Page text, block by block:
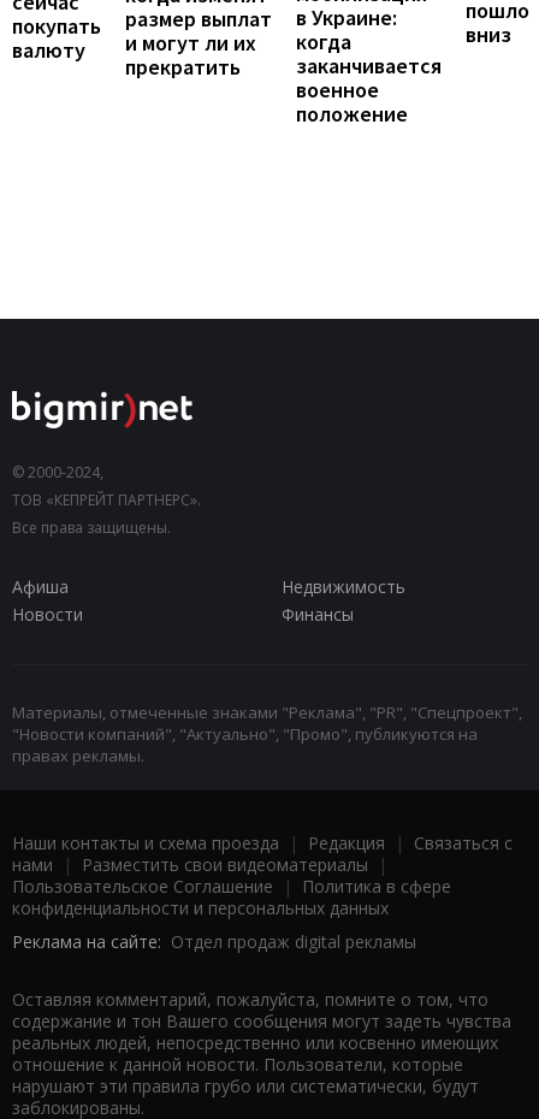
покупать
валюту
размер выплат
и могут ли их
прекратить
в Украине:
когда
заканчивается
военное
положение
пошло
вниз
© 2000-2024,
ТОВ «КЕПРЕЙТ ПАРТНЕРС».
Все права защищены.
Афиша
Недвижимость
Новости
Финансы
Материалы, отмеченные знаками "Реклама", "PR", "Спецпроект",
"Новости компаний", "Актуально", "Промо", публикуются на
правах рекламы.
Наши контакты и схема проезда | Редакция | Связаться с
нами | Разместить свои видеоматериалы |
Пользовательское Соглашение |
Политика в сфере
конфиденциальности и персональных данных
Реклама на сайте: Отдел продаж digital рекламы
Оставляя комментарий, пожалуйста, помните о том, что
содержание и тон Вашего сообщения могут задеть чувства
реальных людей, непосредственно или косвенно имеющих
отношение к данной новости. Пользователи, которые
нарушают эти правила грубо или систематически, будут
заблокированы.